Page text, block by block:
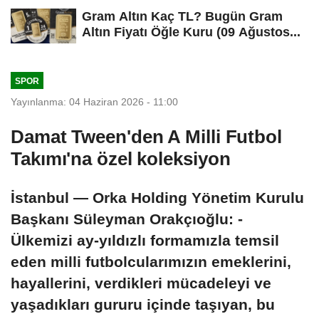
Gram Altın Kaç TL? Bugün Gram
Altın Fiyatı Öğle Kuru (09 Ağustos...
SPOR
Yayınlanma: 04 Haziran 2026 - 11:00
Damat Tween'den A Milli Futbol
Takımı'na özel koleksiyon
İstanbul — Orka Holding Yönetim Kurulu
Başkanı Süleyman Orakçıoğlu: -
Ülkemizi ay-yıldızlı formamızla temsil
eden milli futbolcularımızın emeklerini,
hayallerini, verdikleri mücadeleyi ve
yaşadıkları gururu içinde taşıyan, bu